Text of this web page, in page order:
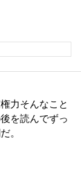
力そんなこと
を読んでずっ
。